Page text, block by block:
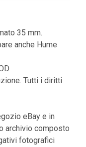
35 mm.
anche Hume
Tutti i diritti
eBay e in
archivio composto
fotografici